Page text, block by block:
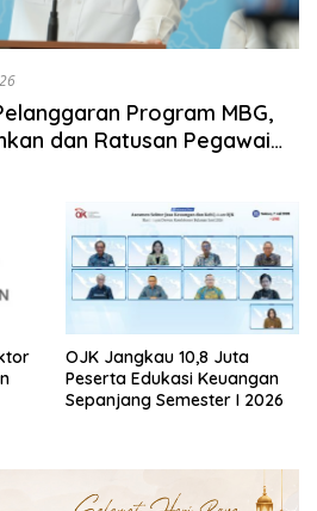
Program MBG,
dan Ratusan Pegawai
OJK Jangkau 10,8 Juta
Peserta Edukasi Keuangan
Sepanjang Semester I 2026